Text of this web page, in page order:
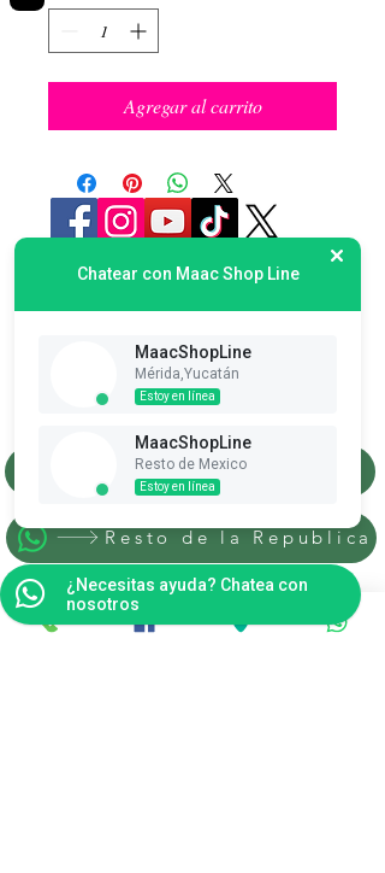
Agregar al carrito
Suscribete es Gratis
Ver puntos
Merida, Yucatan
Resto de la Republica
Chatear con Maac Shop Line
MaacShopLine
Mérida,Yucatán
Estoy en línea
MaacShopLine
Resto de Mexico
Estoy en línea
¿Necesitas ayuda? Chatea con
nosotros